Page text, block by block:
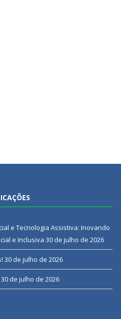
e Tecnologia Assistiva: Inovando
e Inclusiva 30 de julho de 2026
30 de julho de 2026
30 de julho de 2026